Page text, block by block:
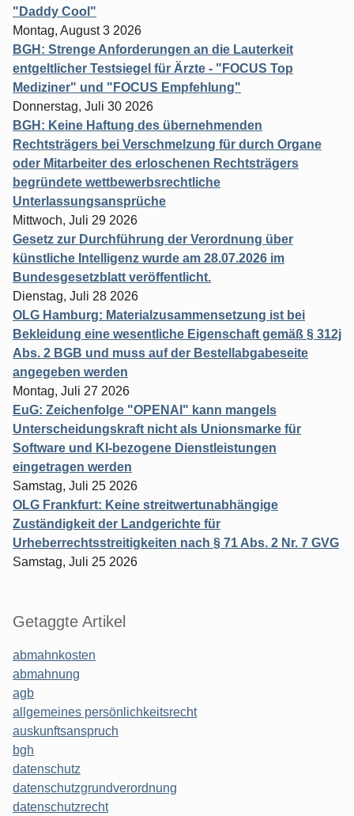
"Daddy Cool"
Montag, August 3 2026
BGH: Strenge Anforderungen an die Lauterkeit
entgeltlicher Testsiegel für Ärzte - "FOCUS Top
Mediziner" und "FOCUS Empfehlung"
Donnerstag, Juli 30 2026
BGH: Keine Haftung des übernehmenden
Rechtsträgers bei Verschmelzung für durch Organe
oder Mitarbeiter des erloschenen Rechtsträgers
begründete wettbewerbsrechtliche
Unterlassungsansprüche
Mittwoch, Juli 29 2026
Gesetz zur Durchführung der Verordnung über
künstliche Intelligenz wurde am 28.07.2026 im
Bundesgesetzblatt veröffentlicht.
Dienstag, Juli 28 2026
OLG Hamburg: Materialzusammensetzung ist bei
Bekleidung eine wesentliche Eigenschaft gemäß § 312j
Abs. 2 BGB und muss auf der Bestellabgabeseite
angegeben werden
Montag, Juli 27 2026
EuG: Zeichenfolge "OPENAI" kann mangels
Unterscheidungskraft nicht als Unionsmarke für
Software und KI-bezogene Dienstleistungen
eingetragen werden
Samstag, Juli 25 2026
OLG Frankfurt: Keine streitwertunabhängige
Zuständigkeit der Landgerichte für
Urheberrechtsstreitigkeiten nach § 71 Abs. 2 Nr. 7 GVG
Samstag, Juli 25 2026
Getaggte Artikel
abmahnkosten
abmahnung
agb
allgemeines persönlichkeitsrecht
auskunftsanspruch
bgh
datenschutz
datenschutzgrundverordnung
datenschutzrecht